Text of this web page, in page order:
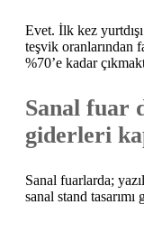
Evet. İlk kez
teşvik oranlarından
%70’e kadar
Sanal fuar
giderleri
Sanal fuarlarda;
sanal stand